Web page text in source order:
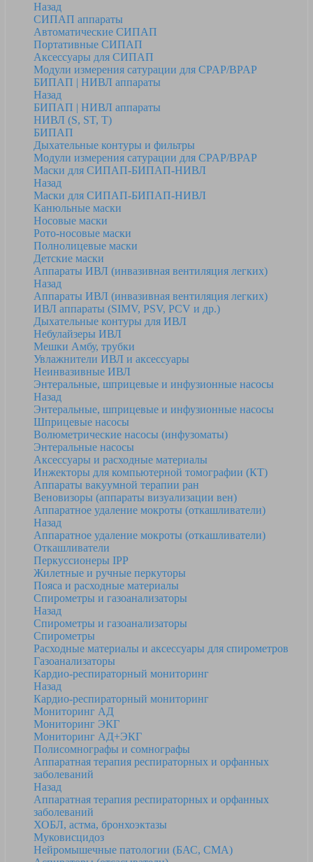
Назад
СИПАП аппараты
Автоматические СИПАП
Портативные СИПАП
Аксессуары для СИПАП
Модули измерения сатурации для CPAP/BPAP
БИПАП | НИВЛ аппараты
Назад
БИПАП | НИВЛ аппараты
НИВЛ (S, ST, T)
БИПАП
Дыхательные контуры и фильтры
Модули измерения сатурации для CPAP/BPAP
Маски для СИПАП-БИПАП-НИВЛ
Назад
Маски для СИПАП-БИПАП-НИВЛ
Канюльные маски
Носовые маски
Рото-носовые маски
Полнолицевые маски
Детские маски
Аппараты ИВЛ (инвазивная вентиляция легких)
Назад
Аппараты ИВЛ (инвазивная вентиляция легких)
ИВЛ аппараты (SIMV, PSV, PCV и др.)
Дыхательные контуры для ИВЛ
Небулайзеры ИВЛ
Мешки Амбу, трубки
Увлажнители ИВЛ и аксессуары
Неинвазивные ИВЛ
Энтеральные, шприцевые и инфузионные насосы
Назад
Энтеральные, шприцевые и инфузионные насосы
Шприцевые насосы
Волюметрические насосы (инфузоматы)
Энтеральные насосы
Аксессуары и расходные материалы
Инжекторы для компьютерной томографии (КТ)
Аппараты вакуумной терапии ран
Веновизоры (аппараты визуализации вен)
Аппаратное удаление мокроты (откашливатели)
Назад
Аппаратное удаление мокроты (откашливатели)
Откашливатели
Перкуссионеры IPP
Жилетные и ручные перкуторы
Пояса и расходные материалы
Спирометры и газоанализаторы
Назад
Спирометры и газоанализаторы
Спирометры
Расходные материалы и аксессуары для спирометров
Газоанализаторы
Кардио-респираторный мониторинг
Назад
Кардио-респираторный мониторинг
Мониторинг АД
Мониторинг ЭКГ
Мониторинг АД+ЭКГ
Полисомнографы и сомнографы
Аппаратная терапия респираторных и орфанных
заболеваний
Назад
Аппаратная терапия респираторных и орфанных
заболеваний
ХОБЛ, астма, бронхоэктазы
Муковисцидоз
Нейромышечные патологии (БАС, СМА)